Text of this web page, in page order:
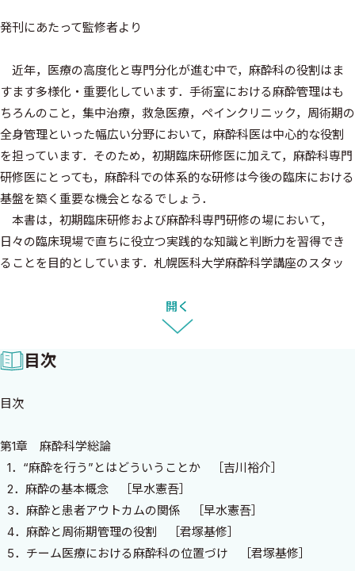
発刊にあたって監修者より
近年，医療の高度化と専門分化が進む中で，麻酔科の役割はま
すます多様化・重要化しています．手術室における麻酔管理はも
ちろんのこと，集中治療，救急医療，ペインクリニック，周術期の
全身管理といった幅広い分野において，麻酔科医は中心的な役割
を担っています．そのため，初期臨床研修医に加えて，麻酔科専門
研修医にとっても，麻酔科での体系的な研修は今後の臨床における
基盤を築く重要な機会となるでしょう．
本書は，初期臨床研修および麻酔科専門研修の場において，
日々の臨床現場で直ちに役立つ実践的な知識と判断力を習得でき
ることを目的としています．札幌医科大学麻酔科学講座のスタッ
新の知見を盛り込みながら編集を行いました．可能な限り簡潔か
つ具体的な記述を心がけ，現場での即応性と再現性を重視してい
ます．
また，本書には要所にコラムを掲載しています．これは著者の
られない視点を伝えるためのものです．現場の生の声がわかる，
だければ幸いです．
なお，本書は類書によくあるポケットサイズ（B6判）ではな
く，視認性と記載内容の充実を優先し，A5サイズで刊行されま
す．白衣のポケットに収めるにはやや大きいかもしれませんが，よ
り充実した内容かつ，見やすい図表で臨床現場で携帯可能な実用
的なハンドブックとして，常に手元に置いていただける一冊とな
開く
目次
目次
第1章 麻酔科学総論
1．“麻酔を行う”とはどういうことか ［吉川裕介］
2．麻酔の基本概念 ［早水憲吾］
3．麻酔と患者アウトカムの関係 ［早水憲吾］
4．麻酔と周術期管理の役割 ［君塚基修］
5．チーム医療における麻酔科の位置づけ ［君塚基修］